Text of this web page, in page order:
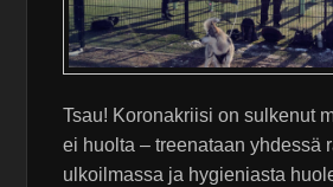
Tsau! Koronakriisi on sulkenut
ei huolta – treenataan yhdessä
ulkoilmassa ja hygieniasta